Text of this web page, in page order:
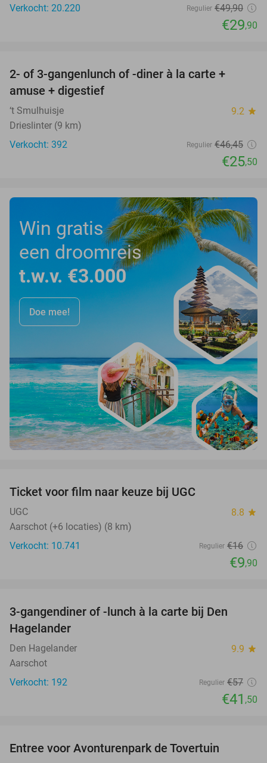
Verkocht: 20.220 Regulier €49,90
€29,90
2- of 3-gangenlunch of -diner à la carte +
amuse + digestief
‘t Smulhuisje 9.2 star
Drieslinter (9 km)
Verkocht: 392
Regulier €46,45
€25,50
Win gratis
een droomreis
t.w.v. €3.000
Doe mee!
Ticket voor film naar keuze bij UGC
UGC 8.8 star
Aarschot (+6 locaties) (8 km)
Verkocht: 10.741
Regulier €16
€9,90
3-gangendiner of -lunch à la carte bij Den
Hagelander
Den Hagelander 9.9 star
Aarschot
Verkocht: 192
Regulier €57
€41 ,50
Entree voor Avonturenpark de Tovertuin